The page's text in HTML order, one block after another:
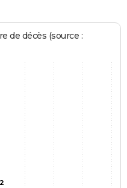
de décès (source :
2